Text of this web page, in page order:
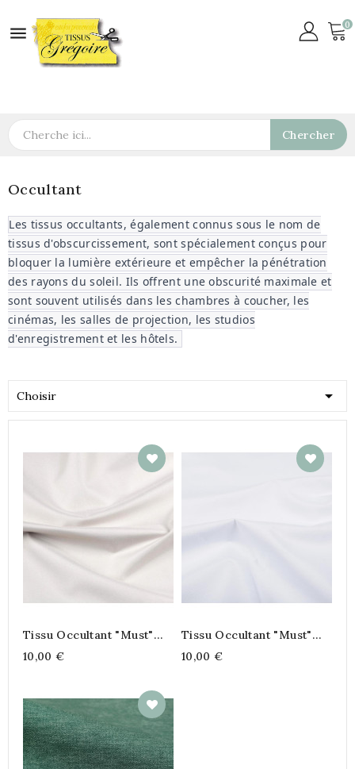
 0
Chercher
Occultant
Les tissus occultants, également connus sous le nom de
tissus d'obscurcissement, sont spécialement conçus pour
bloquer la lumière extérieure et empêcher la pénétration
des rayons du soleil. Ils offrent une obscurité maximale et
sont souvent utilisés dans les chambres à coucher, les
cinémas, les salles de projection, les studios
d'enregistrement et les hôtels.
Choisir 
Tissu Occultant "Must"
140 Cm - Lin
10,00 €
Tissu Occultant "Must"
140 Cm - Blanc
10,00 €